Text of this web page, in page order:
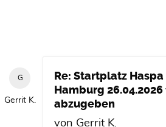
Gerrit K.
Re: Startplatz
Hamburg
abzugeben
von Gerrit K.